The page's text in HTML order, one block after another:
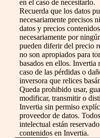
en el caso de necesitarlo.
Recuerda que los datos
necesariamente precisos
datos y precios
necesariamente por
pueden diferir del precio
no son apropiados para
basados en ellos. Invertia
caso de las pérdidas o
inversora que relices
Queda prohibido usar,
modificar, transmitir o
Invertia sin permiso
proveedor de datos.
intelectual están
contenidos en Invertia.